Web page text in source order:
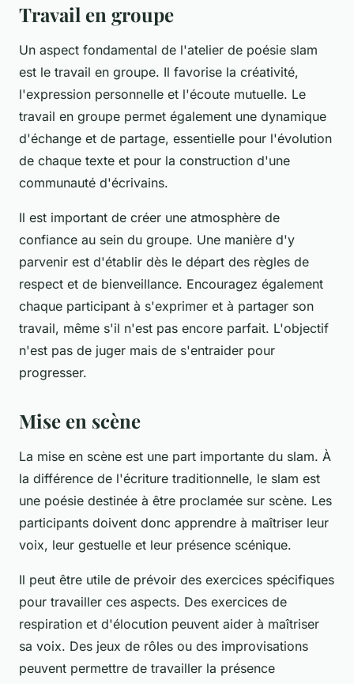
Travail en groupe
Un aspect fondamental de l'atelier de poésie slam
est le travail en groupe. Il favorise la créativité,
l'expression personnelle et l'écoute mutuelle. Le
travail en groupe permet également une dynamique
d'échange et de partage, essentielle pour l'évolution
de chaque texte et pour la construction d'une
communauté d'écrivains.
Il est important de créer une atmosphère de
confiance au sein du groupe. Une manière d'y
parvenir est d'établir dès le départ des règles de
respect et de bienveillance. Encouragez également
chaque participant à s'exprimer et à partager son
travail, même s'il n'est pas encore parfait. L'objectif
n'est pas de juger mais de s'entraider pour
progresser.
Mise en scène
La mise en scène est une part importante du slam. À
la différence de l'écriture traditionnelle, le slam est
une poésie destinée à être proclamée sur scène. Les
participants doivent donc apprendre à maîtriser leur
voix, leur gestuelle et leur présence scénique.
Il peut être utile de prévoir des exercices spécifiques
pour travailler ces aspects. Des exercices de
respiration et d'élocution peuvent aider à maîtriser
sa voix. Des jeux de rôles ou des improvisations
peuvent permettre de travailler la présence